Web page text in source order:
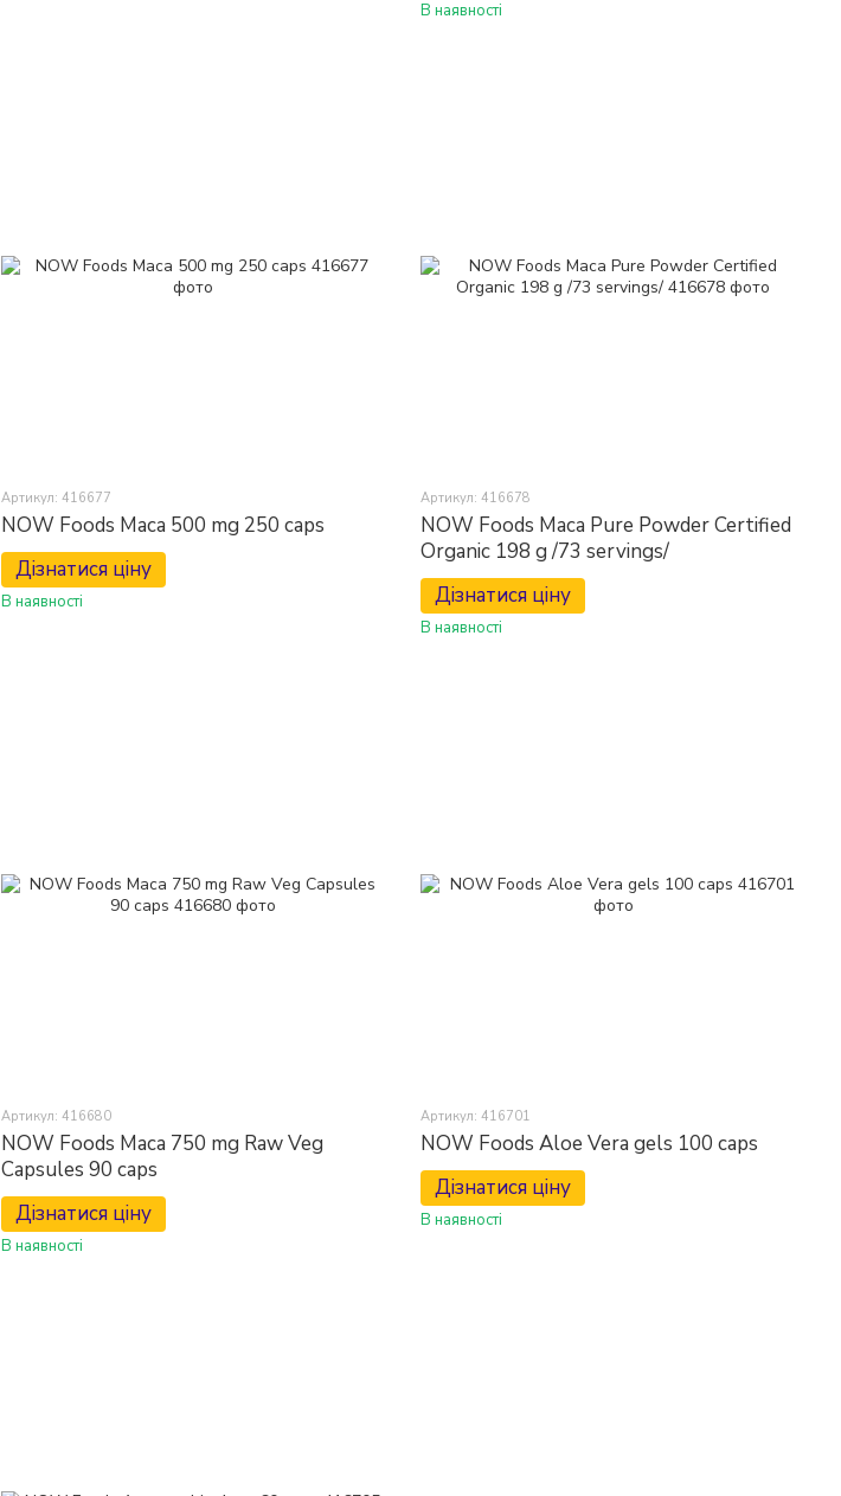
В наявності
Артикул: 416677
NOW Foods Maca 500 mg 250 caps
Дізнатися ціну
В наявності
Артикул: 416678
NOW Foods Maca Pure Powder Certified
Organic 198 g /73 servings/
Дізнатися ціну
В наявності
Артикул: 416680
NOW Foods Maca 750 mg Raw Veg
Capsules 90 caps
Дізнатися ціну
В наявності
Артикул: 416701
NOW Foods Aloe Vera gels 100 caps
Дізнатися ціну
В наявності